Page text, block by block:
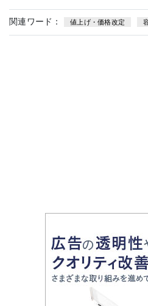
関連ワード： 値上げ・価格改定